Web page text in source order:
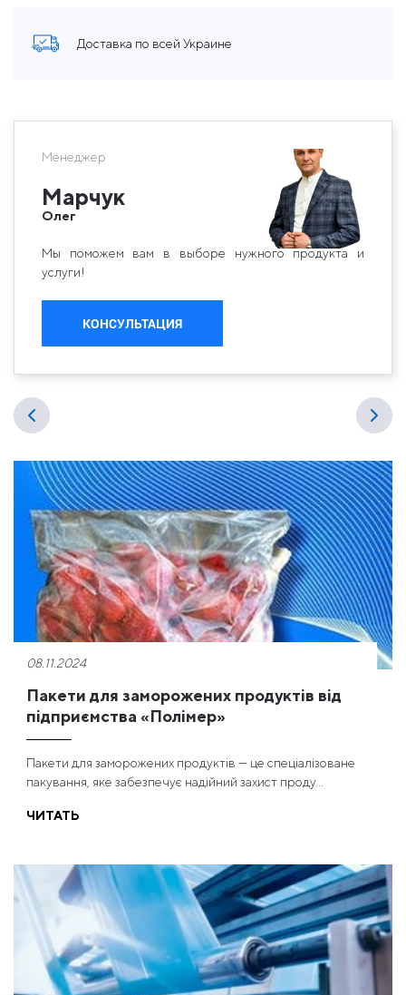
Доставка по всей Украине
Менеджер
Марчук
Олег
Мы поможем вам в выборе нужного продукта и
услуги!
КОНСУЛЬТАЦИЯ
08.11.2024
Пакети для заморожених продуктів від
підприємства «Полімер»
Пакети для заморожених продуктів — це спеціалізоване
пакування, яке забезпечує надійний захист проду...
ЧИТАТЬ